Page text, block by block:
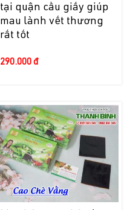
tại quận cầu giấy giúp
mau lành vết thương
rất tốt
290.000 đ